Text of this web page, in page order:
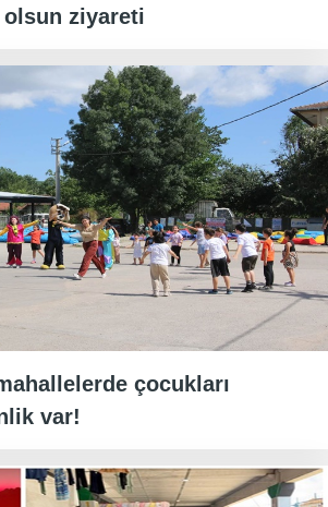
olsun ziyareti
çocukları
var!